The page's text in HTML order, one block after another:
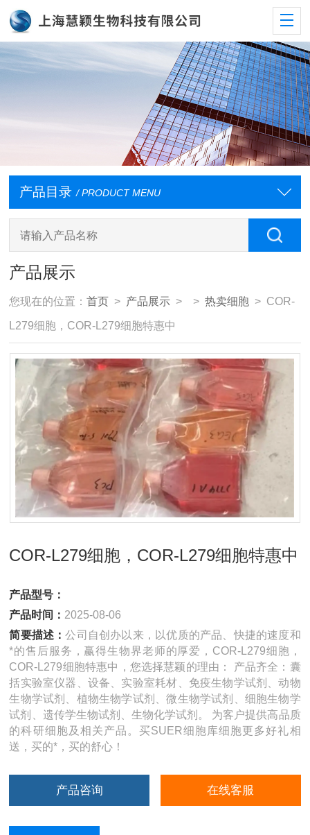
产品目录 / PRODUCT MENU
产品展示
您现在的位置：首页 > 产品展示 > >热卖细胞 > COR-
L279细胞，COR-L279细胞特惠中
COR-L279细胞，COR-L279细胞特惠中
产品型号：
产品时间： 2025-08-06
简要描述：公司自创办以来，以优质的产品、快捷的速度和
*的售后服务，赢得生物界老师的厚爱，COR-L279细胞，
COR-L279细胞特惠中，您选择慧颖的理由： 产品齐全：囊
括实验室仪器、设备、实验室耗材、免疫生物学试剂、动物
生物学试剂、植物生物学试剂、微生物学试剂、细胞生物学
试剂、遗传学生物试剂、生物化学试剂。 为客户提供高品质
的科研细胞及相关产品。买SUER细胞库细胞更多好礼相
送，买的*，买的舒心！
产品咨询 在线客服